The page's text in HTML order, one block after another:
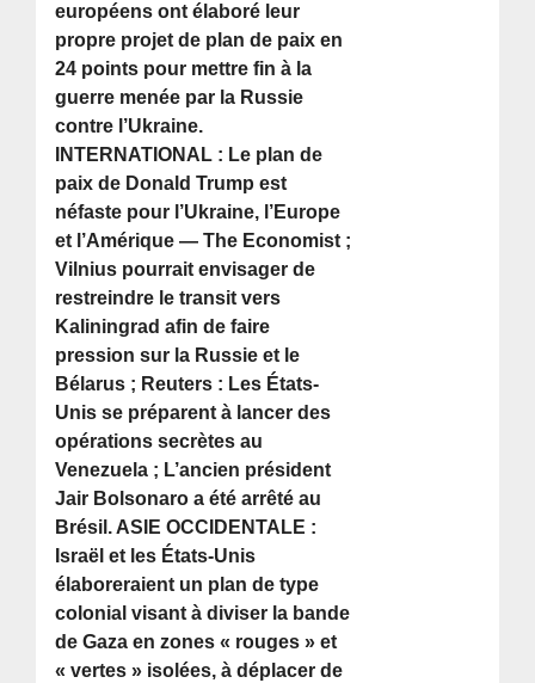
européens ont élaboré leur
propre projet de plan de paix en
24 points pour mettre fin à la
guerre menée par la Russie
contre l’Ukraine.
INTERNATIONAL : Le plan de
paix de Donald Trump est
néfaste pour l’Ukraine, l’Europe
et l’Amérique — The Economist ;
Vilnius pourrait envisager de
restreindre le transit vers
Kaliningrad afin de faire
pression sur la Russie et le
Bélarus ; Reuters : Les États-
Unis se préparent à lancer des
opérations secrètes au
Venezuela ; L’ancien président
Jair Bolsonaro a été arrêté au
Brésil. ASIE OCCIDENTALE :
Israël et les États-Unis
élaboreraient un plan de type
colonial visant à diviser la bande
de Gaza en zones « rouges » et
« vertes » isolées, à déplacer de